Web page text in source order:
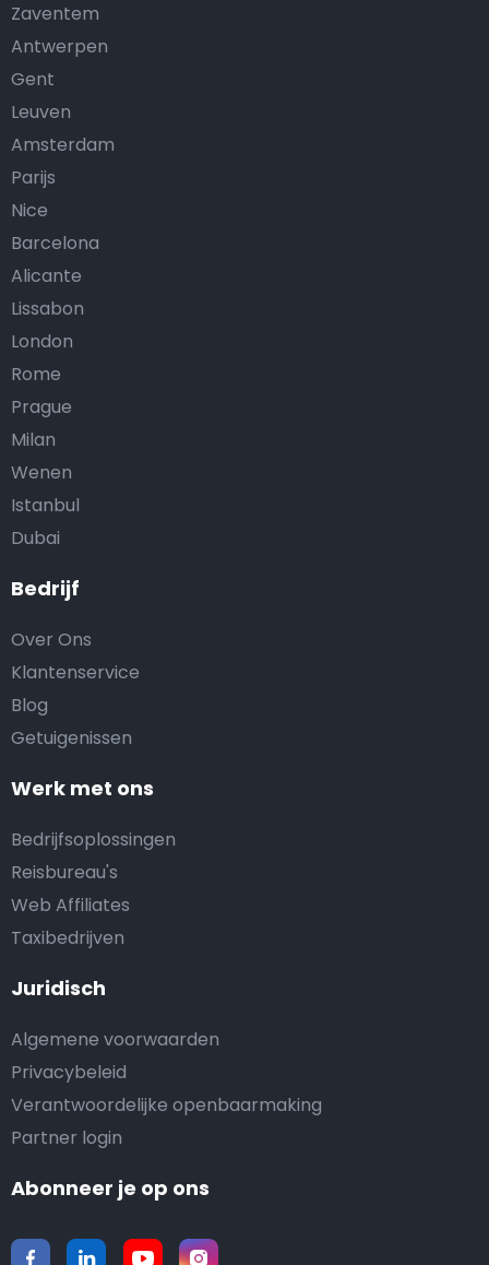
Bedrijf
Over Ons
Klantenservice
Blog
Getuigenissen
Werk met ons
Bedrijfsoplossingen
Reisbureau's
Web Affiliates
Taxibedrijven
Juridisch
Algemene voorwaarden
Privacybeleid
Verantwoordelijke openbaarmaking
Partner login
Zaventem
Antwerpen
Gent
Leuven
Amsterdam
Parijs
Nice
Barcelona
Alicante
Lissabon
London
Rome
Prague
Milan
Wenen
Istanbul
Dubai
Abonneer je op ons